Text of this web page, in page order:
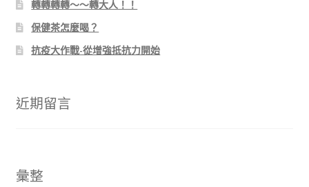
轉轉轉轉～～轉大人！！
保健茶怎麼喝？
抗疫大作戰-從增強抵抗力開始
近期留言
彙整